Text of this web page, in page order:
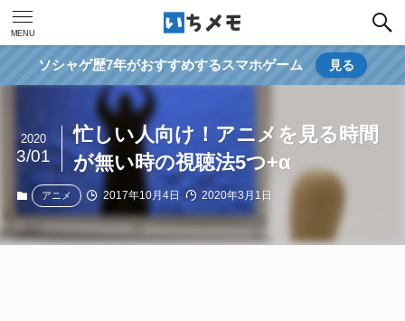
MENU
ソシャゲ歴7年がおすすめするスマホゲーム 見る
忙しい人向け！アニメを見る時間
が無い時の視聴法5つ+α
2020
3/01
アニメ 2017年10月4日 2020年3月1日